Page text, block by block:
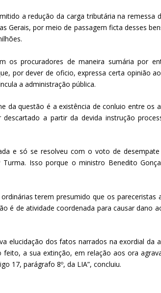
a redução da carga tributária na remessa
Gerais, por meio de passagem ficta desses
os procuradores de maneira sumária por
por dever de oficio, expressa certa opinião
a administração pública.
da questão é a existência de conluio entre os
a partir da devida instrução
e só se resolveu com o voto de
Turma. Isso porque o ministro Benedito
terem presumido que os pareceristas
é de atividade coordenada para causar dano
elucidação dos fatos narrados na exordial da
a sua extinção, em relação aos ora
17, parágrafo 8º, da LIA”, concluiu.